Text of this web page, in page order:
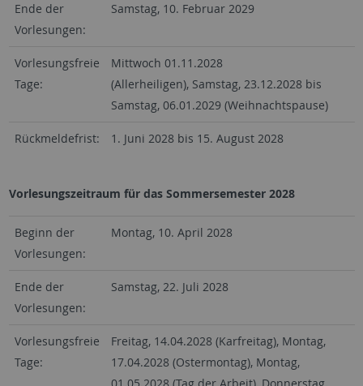
Ende der
Vorlesungen:
Samstag, 10. Februar 2029
Vorlesungsfreie
Tage:
Mittwoch 01.11.2028
(Allerheiligen), Samstag, 23.12.2028 bis
Samstag, 06.01.2029 (Weihnachtspause)
Rückmeldefrist: 1. Juni 2028 bis 15. August 2028
Vorlesungszeitraum für das Sommersemester 2028
Beginn der
Vorlesungen:
Montag, 10. April 2028
Ende der
Vorlesungen:
Samstag, 22. Juli 2028
Vorlesungsfreie
Tage:
Freitag, 14.04.2028 (Karfreitag), Montag,
17.04.2028 (Ostermontag), Montag,